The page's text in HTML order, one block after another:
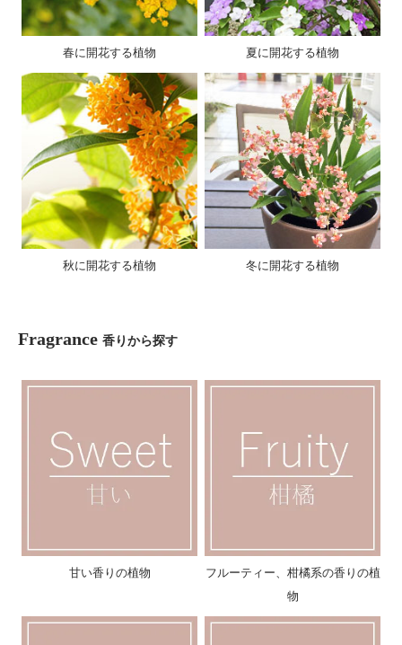
春に開花する植物 夏に開花する植物
秋に開花する植物 冬に開花する植物
Fragrance 香りから探す
甘い香りの植物
フルーティー、柑橘系の香りの植
物